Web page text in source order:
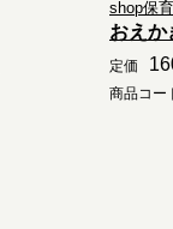
shop保
おえか
定価
商品コー